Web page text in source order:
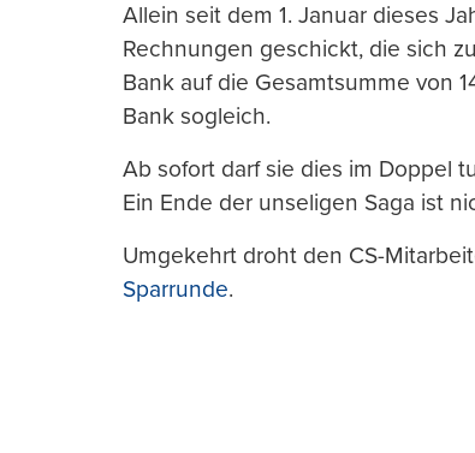
Allein seit dem 1. Januar dieses
Rechnungen geschickt, die sich
Bank auf die Gesamtsumme von
Bank sogleich.
Ab sofort darf sie dies im Doppel
Ein Ende der unseligen Saga ist
Umgekehrt droht den CS-
Sparrunde.